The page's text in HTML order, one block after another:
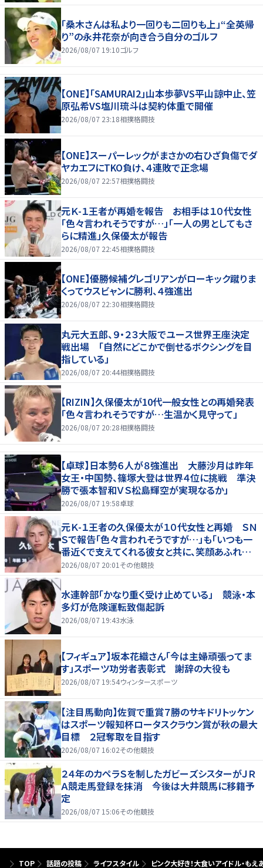
「桑木さんは私より一回りも二回りも上」“全英帰
り”の永井花奈が向き合う自分のゴルフ
2026/08/07 19:10ゴルフ
【ONE】「SAMURAI2」山本歩夢VS平山諒中止、笠
原弘希VS塩川琉斗は契約体重で開催
2026/08/07 23:18相撲格闘技
【ONE】スーパーレックがまさかの右ひざ負傷でダ
ヤカエフにTKO負け、４連敗で正念場
2026/08/07 22:57相撲格闘技
元Ｋ-１王者が再婚を報告 お相手は１０代女性
「色々言われそうですが…」「一人の男としてもさ
らに精進」久保優太が報告
2026/08/07 22:45相撲格闘技
【ONE】優勝候補グレゴリアンがローキック蹴りま
くってウスビャンに勝利、４強進出
2026/08/07 22:30相撲格闘技
丸元大五郎、９・２３大阪でユース世界王座決定
戦出場 「自然にどこかで倒せるボクシングを目
指している」
2026/08/07 20:44相撲格闘技
【RIZIN】久保優太が10代一般女性との再婚発表
「色々言われそうですが…生温かく見守って」
2026/08/07 20:28相撲格闘技
【卓球】日本勢６人が８強進出 大藤沙月は昨年
女王・中国勢、篠塚大登は世界４位に挑戦 準決
勝で張本智和ＶＳ松島輝空が実現なるか」
2026/08/07 19:58卓球
元Ｋ-１王者の久保優太が１０代女性と再婚 ＳＮ
Ｓで報告「色々言われそうですが…」も「いつも一
番近くで支えてくれる彼女と共に、笑顔あふれる
家庭を築いていきたい」
2026/08/07 20:01 その他競技
水連幹部「かなり重く受け止めている」 競泳・本
多灯が危険運転致傷起訴
2026/08/07 19:43水泳
【フィギュア】坂本花織さん「今は主婦頑張ってま
す」スポーツ功労者表彰式 謝辞の大役も
2026/08/07 19:54ウィンタースポーツ
【注目馬動向】佐賀で重賞７勝のサキドリトッケン
はスポーツ報知杯ロータスクラウン賞が秋の最大
目標 ２冠奪取を目指す
2026/08/07 16:02その他競技
２４年のカペラＳを制したガビーズシスターがＪＲ
Ａ競走馬登録を抹消 今後は大井競馬に移籍予
定
2026/08/07 15:06その他競技
TOP 話題の投稿 ライフスタイル ピンク大好き！大食いアイドル・も